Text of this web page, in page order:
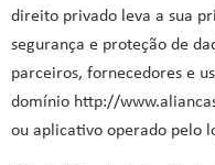
direito privado leva a sua
segurança e proteção de
parceiros, fornecedores e
domínio http://
ou aplicativo operado pelo